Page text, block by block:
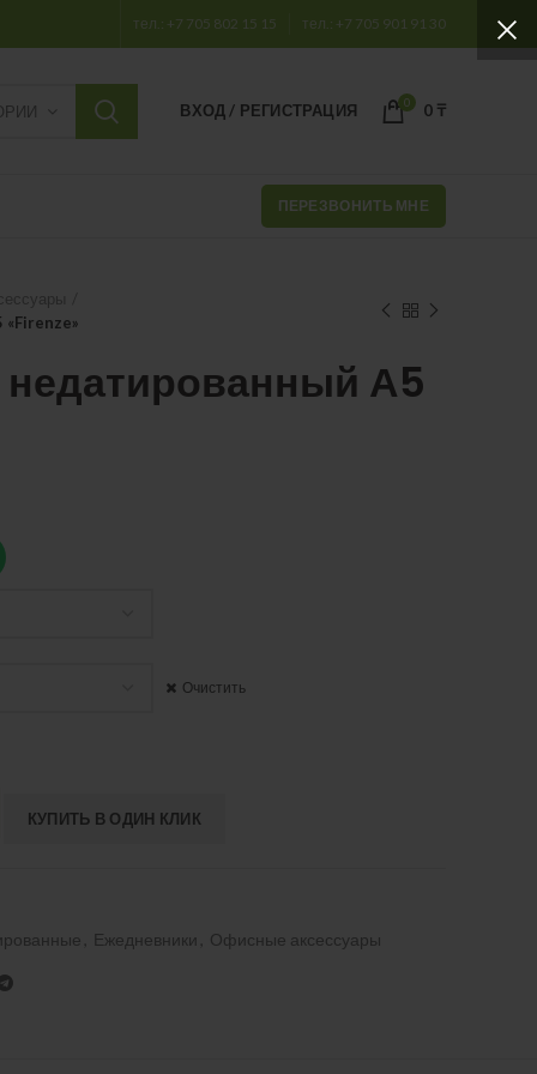
тел.: +7 705 802 15 15 тел.: +7 705 901 91 30
ВХОД / РЕГИСТРАЦИЯ 0 0 ₸
ПЕРЕЗВОНИТЬ МНЕ
А5
Очистить
КУПИТЬ В ОДИН КЛИК
Ежедневники Офисные аксессуары